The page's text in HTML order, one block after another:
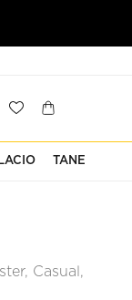
TANE
Casual,